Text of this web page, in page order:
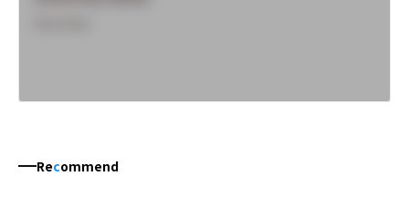
Recommend